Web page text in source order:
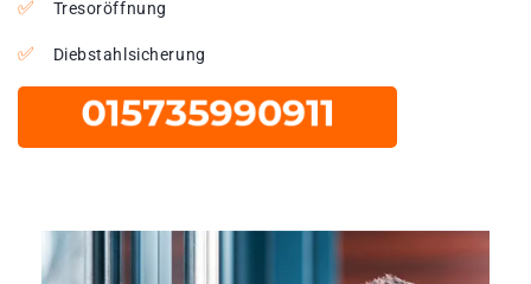
Tresoröffnung
Diebstahlsicherung